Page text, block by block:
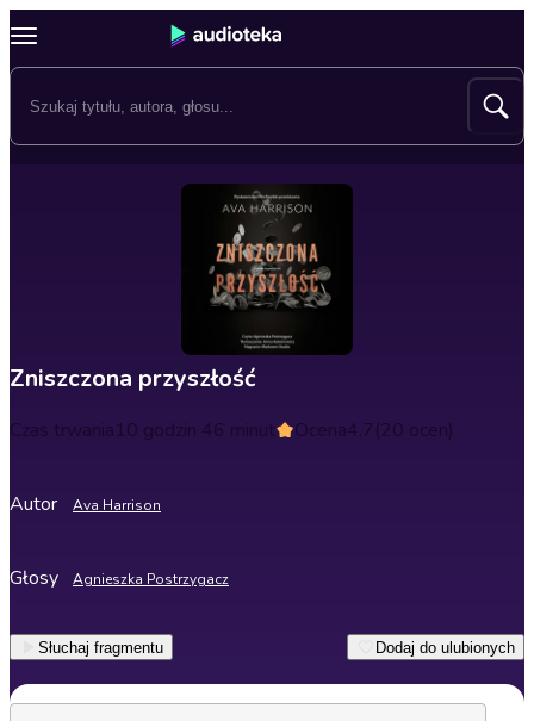
Zniszczona przyszłość
Czas trwania10 godzin 46 minut Ocena4.7(20 ocen)
Autor Ava Harrison
Głosy Agnieszka Postrzygacz
Słuchaj fragmentu Dodaj do ulubionych